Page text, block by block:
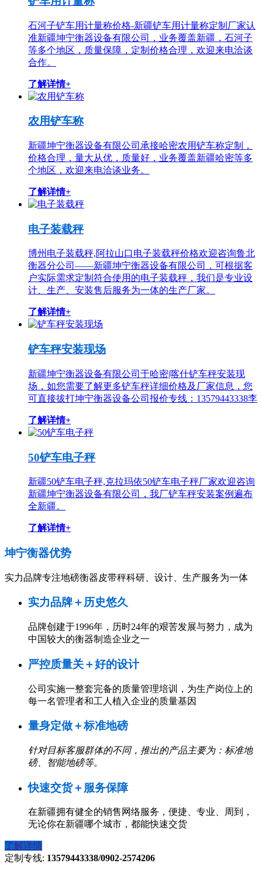
石河子铲车用计量称价格-新疆铲车用计量称定制厂家认
准新疆坤宁衡器设备有限公司，业务覆盖新疆，石河子
等多个地区，质量保障，定制价格合理，欢迎来电洽谈
合作。
了解详情+
农用铲车称
新疆坤宁衡器设备有限公司承接哈密农用铲车称定制，
价格合理，量大从优，质量好，业务覆盖新疆哈密等多
个地区，欢迎来电洽谈业务。
了解详情+
电子装载秤
博州电子装载秤,阿拉山口电子装载秤价格欢迎咨询鲁北
衡器分公司——新疆坤宁衡器设备有限公司，可根据客
户实际需求定制符合使用的电子装载秤，我们是专业设
计、生产、安装售后服务为一体的生产厂家。
了解详情+
铲车秤安装现场
新疆坤宁衡器设备有限公司于哈密|喀什铲车秤安装现
场，如您需要了解更多铲车秤详细价格及厂家信息，您
可直接拔打坤宁衡器设备公司报价专线：13579443338李
了解详情+
50铲车电子秤
新疆50铲车电子秤,克拉玛依50铲车电子秤厂家欢迎咨询
新疆坤宁衡器设备有限公司，我厂铲车秤安装案例遍布
全新疆。
了解详情+
坤宁衡器优势
实力品牌专注地磅衡器皮带秤科研、设计、生产服务为一体
实力品牌＋历史悠久
品牌创建于1996年，历时24年的艰苦发展与努力，成为
中国较大的衡器制造企业之一
严控质量关＋好的设计
公司实施一整套完备的质量管理培训，为生产岗位上的
每一名管理者和工人植入企业的质量基因
量身定做＋标准地磅
针对目标客服群体的不同，推出的产品主要为：标准地
磅、智能地磅等。
快速交货＋服务保障
在新疆拥有健全的销售网络服务，便捷、专业、周到，
无论你在新疆哪个城市，都能快速交货
了解详情
定制专线: 13579443338/0902-2574206